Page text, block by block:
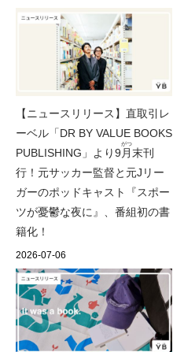
【ニュースリリース】直取引レ
ーベル「DR BY VALUE BOOKS
PUBLISHING」より9 月
がつ
末刊
行！元サッカー監督と元Jリー
ガーのポッドキャスト『スポー
ツが憂鬱な夜に』、番組初の書
籍化！
2026-07-06